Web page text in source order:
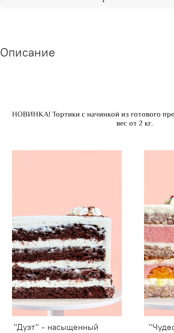
Описание
НОВИНКА! Тортики с начинкой из готового
вес от 2 кг.
"Дуэт" - насыщенный